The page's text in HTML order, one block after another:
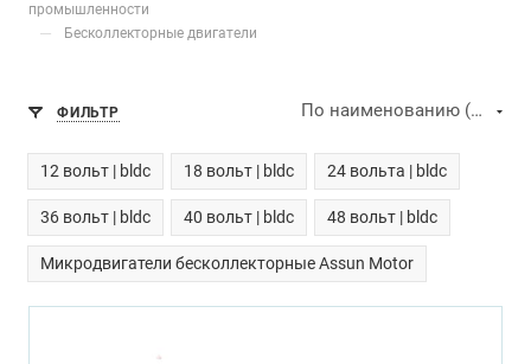
промышленности
— Бесколлекторные двигатели
ФИЛЬТР По наименованию (А-Я)
12 вольт | bldc 18 вольт | bldc 24 вольта | bldc
36 вольт | bldc 40 вольт | bldc 48 вольт | bldc
Микродвигатели бесколлекторные Assun Motor